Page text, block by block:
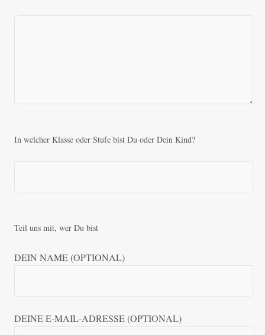
In welcher Klasse oder Stufe bist Du oder Dein Kind?
Teil uns mit, wer Du bist
DEIN NAME (OPTIONAL)
DEINE E-MAIL-ADRESSE (OPTIONAL)